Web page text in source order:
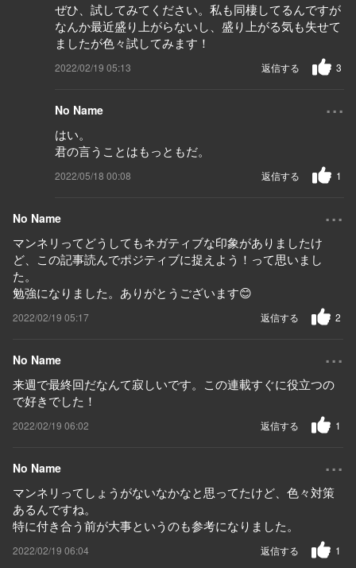
ぜひ、試してみてください。私も同棲してるんですが
なんか最近盛り上がらないし、盛り上がる気も失せて
ましたが色々試してみます！
2022/02/19 05:13 3
返信する
No Name ...
はい。
君の言うことはもっともだ。
2022/05/18 00:08 1
返信する
No Name ...
マンネリってどうしてもネガティブな印象がありましたけ
ど、この記事読んでポジティブに捉えよう！って思いまし
た。
勉強になりました。ありがとうございます😊
2022/02/19 05:17 2
返信する
No Name ...
来週で最終回だなんて寂しいです。この連載すぐに役立つの
で好きでした！
2022/02/19 06:02 1
返信する
No Name ...
マンネリってしょうがないなかなと思ってたけど、色々対策
あるんですね。
特に付き合う前が大事というのも参考になりました。
2022/02/19 06:04 1
返信する